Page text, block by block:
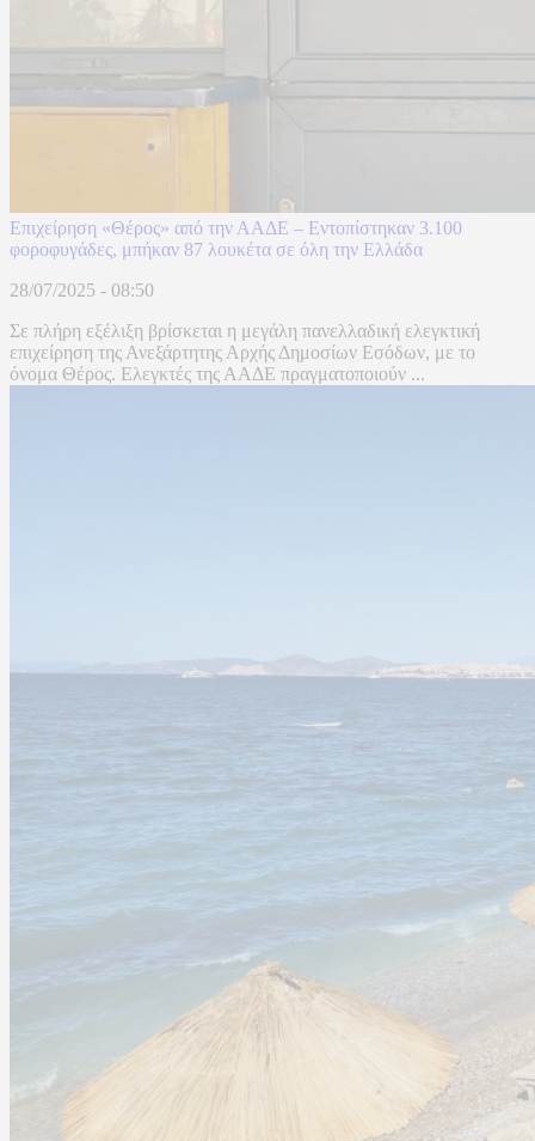
Επιχείρηση «Θέρος» από την ΑΑΔΕ – Εντοπίστηκαν 3.100
φοροφυγάδες, μπήκαν 87 λουκέτα σε όλη την Ελλάδα
28/07/2025 - 08:50
Σε πλήρη εξέλιξη βρίσκεται η μεγάλη πανελλαδική ελεγκτική
επιχείρηση της Ανεξάρτητης Αρχής Δημοσίων Εσόδων, με το
όνομα Θέρος. Ελεγκτές της ΑΑΔΕ πραγματοποιούν ...